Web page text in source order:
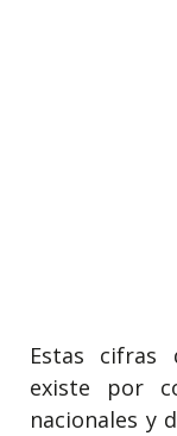
Estas cifras
existe por
nacionales y